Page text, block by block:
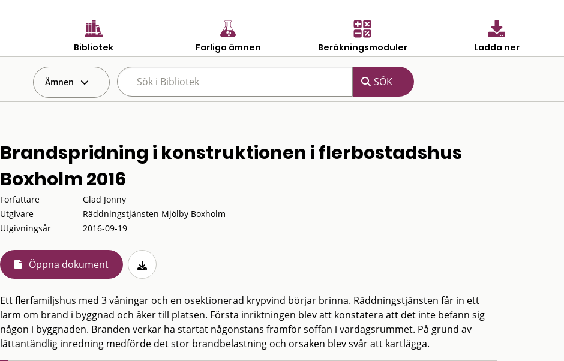
Bibliotek Farliga ämnen Beräkningsmoduler Ladda ner
Ämnen
Brandspridning i konstruktionen i flerbostadshus
Boxholm 2016
Författare
Glad Jonny
Utgivare
Räddningstjänsten Mjölby Boxholm
Utgivningsår
2016-09-19
Öppna dokument
Ett flerfamiljshus med 3 våningar och en osektionerad krypvind börjar brinna. Räddningstjänsten får in ett
larm om brand i byggnad och åker till platsen. Första inriktningen blev att konstatera att det inte befann sig
någon i byggnaden. Branden verkar ha startat någonstans framför soffan i vardagsrummet. På grund av
lättantändlig inredning medförde det stor brandbelastning och orsaken blev svår att kartlägga.